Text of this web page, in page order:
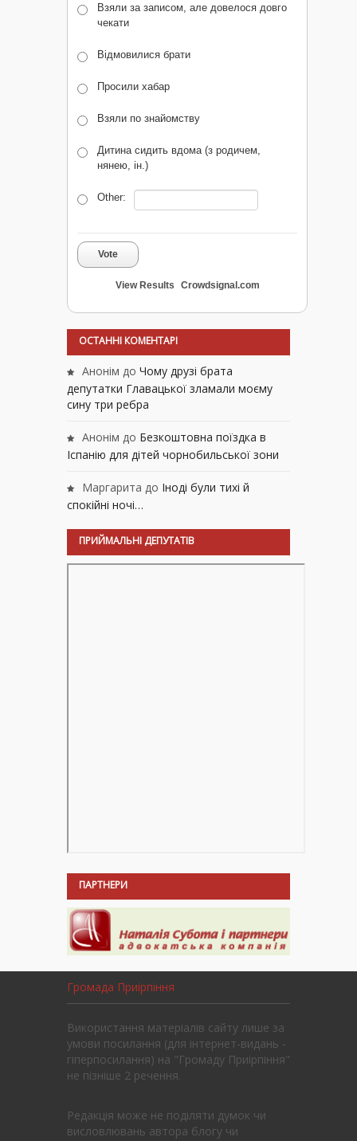
Взяли за записом, але довелося довго
чекати
Відмовилися брати
Просили хабар
Взяли по знайомству
Дитина сидить вдома (з родичем,
нянею, ін.)
Other:
Vote
View Results Crowdsignal.com
ОСТАННІ КОМЕНТАРІ
Анонім до Чому друзі брата
депутатки Главацької зламали моєму
сину три ребра
Анонім до Безкоштовна поїздка в
Іспанію для дітей чорнобильської зони
Маргарита до Іноді були тихі й
спокійні ночі…
ПРИЙМАЛЬНІ ДЕПУТАТІВ
ПАРТНЕРИ
Громада Приірпіння
Використання матеріалів сайту лише за
умови посилання (для інтернет-видань -
гіперпосилання) на "Громаду Приірпіння"
не пізніше 2 речення.
Редакція може не поділяти думок чи
висловлювань автора блогу чи